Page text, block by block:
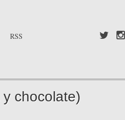
RSS
chocolate)